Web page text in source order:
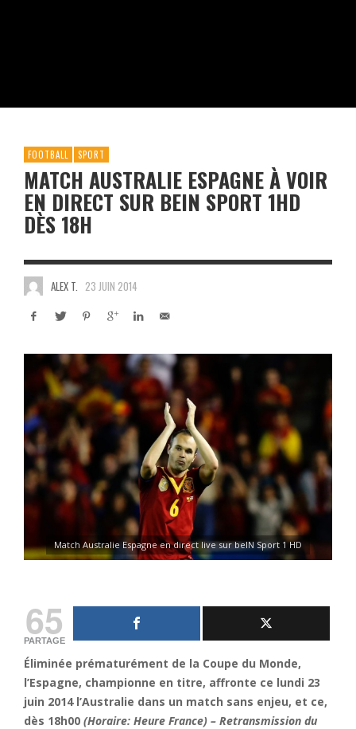
FOOTBALL SPORT
MATCH AUSTRALIE ESPAGNE À VOIR
EN DIRECT SUR BEIN SPORT 1HD
DÈS 18H
ALEX T. 23 JUIN 2014
Match Australie Espagne en direct live sur beIN Sport 1 HD
65
PARTAGE
Éliminée prématurément de la Coupe du Monde,
l’Espagne, championne en titre, affronte ce lundi 23
juin 2014 l’Australie dans un match sans enjeu, et ce,
dès 18h00 (Horaire: Heure France) – Retransmission du